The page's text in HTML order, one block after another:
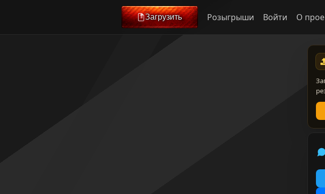
Загрузить Розыгрыши Войти О